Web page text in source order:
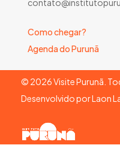
Como chegar?
Agenda do Purunã
© 2026Visite Purunã.
Desenvolvido porLaon